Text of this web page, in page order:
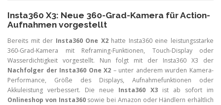
Insta360 X3: Neue 360-Grad-Kamera für Action-
Aufnahmen vorgestellt
Bereits mit der Insta360 One X2hatte Insta360 eine leistungsstarke
360-Grad-Kamera mit Reframing-Funktionen, Touch-Display oder
Wasserdichtigkeit vorgestellt. Nun folgt mit der Insta360 X3 der
Nachfolger der Insta360 One X2 – unter anderem wurden Kamera-
Performance, Größe des Displays, Aufnahmefunktionen oder
Akkuleistung verbessert. Die neue Insta360 X3ist ab sofort im
Onlineshop von Insta360sowie bei Amazon oder Händlern erhältlich